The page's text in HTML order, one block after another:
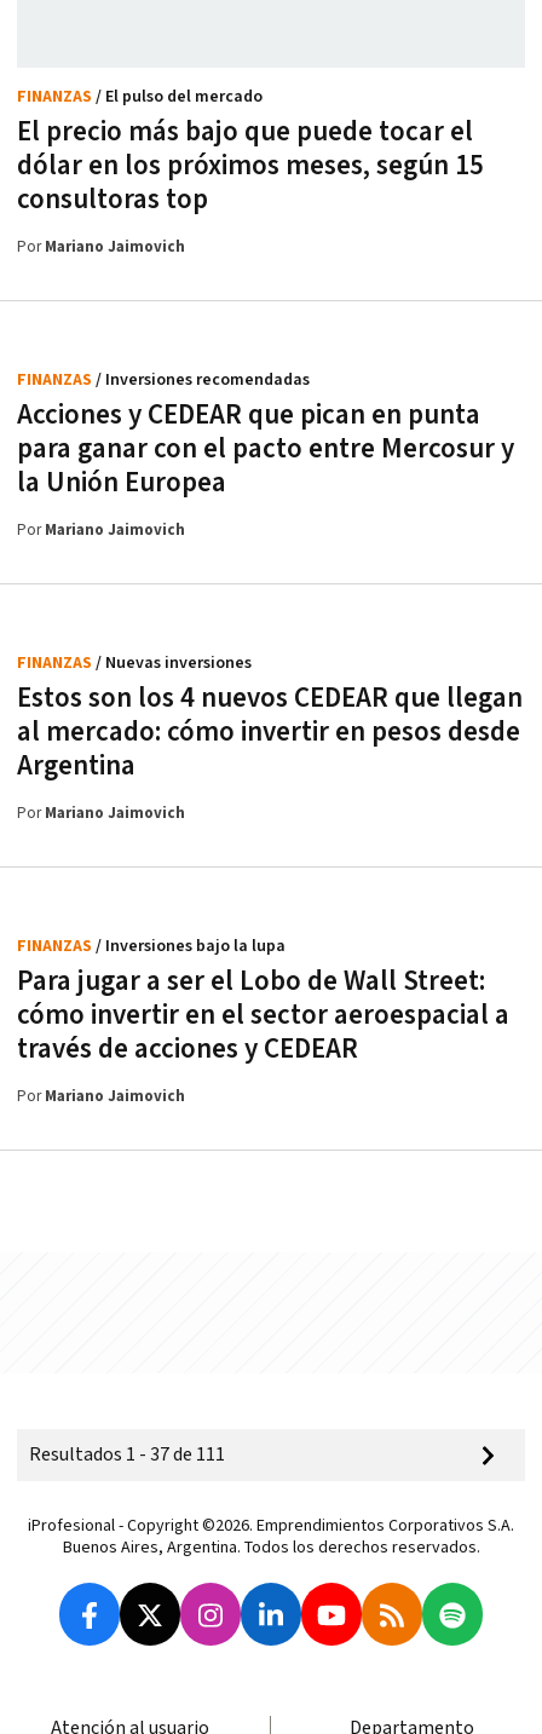
El precio más bajo que puede tocar el
dólar en los próximos meses, según 15
consultoras top
FINANZAS / El pulso del mercado
PorMariano Jaimovich
Acciones y CEDEAR que pican en punta
para ganar con el pacto entre Mercosur y
la Unión Europea
FINANZAS / Inversiones recomendadas
PorMariano Jaimovich
Estos son los 4 nuevos CEDEAR que llegan
al mercado: cómo invertir en pesos desde
Argentina
FINANZAS / Nuevas inversiones
PorMariano Jaimovich
Para jugar a ser el Lobo de Wall Street:
cómo invertir en el sector aeroespacial a
través de acciones y CEDEAR
FINANZAS / Inversiones bajo la lupa
PorMariano Jaimovich
Resultados 1 - 37 de 111
iProfesional - Copyright ©2026. Emprendimientos Corporativos S.A.
Buenos Aires, Argentina. Todos los derechos reservados.
Atención al usuario Departamento